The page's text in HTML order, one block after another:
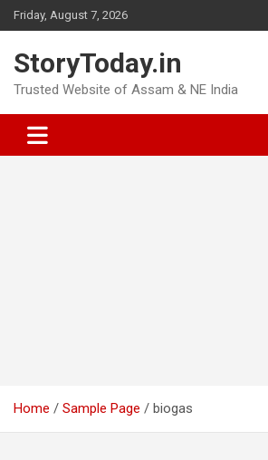
Skip
to
Friday, August 7, 2026
StoryToday.in
Trusted Website of Assam & NE India
Home Sample Page biogas